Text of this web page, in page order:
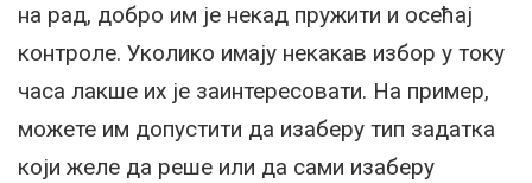
на рад, добро им је некад пружити и осећај
контроле. Уколико имају некакав избор у току
часа лакше их је заинтересовати. На пример,
можете им допустити да изаберу тип задатка
који желе да реше или да сами изаберу